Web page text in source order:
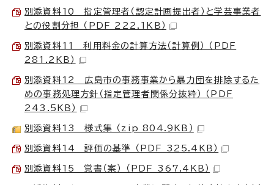
別添資料10 指定管理者（認定計画提出者）と学芸事業者
との役割分担 （PDF 222.1KB）
別添資料11 利用料金の計算方法（計算例） （PDF
281.2KB）
別添資料12 広島市の事務事業から暴力団を排除するた
めの事務処理方針（指定管理者関係分抜粋） （PDF
243.5KB）
別添資料13 様式集 （zip 804.9KB）
別添資料14 評価の基準 （PDF 325.4KB）
別添資料15 覚書（案） （PDF 367.4KB）